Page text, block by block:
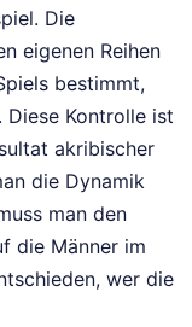
Die
eigenen Reihen
bestimmt,
Kontrolle ist
akribischer
die Dynamik
man den
die Männer im
wer die